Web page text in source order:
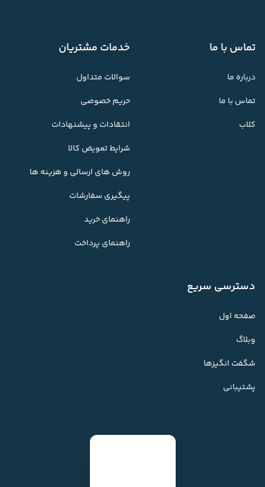
تماس با ما
درباره ما
تماس با ما
کلاب
خدمات مشتریان
سوالات متداول
حریم خصوصی
انتقادات و پیشنهادات
شرایط تعویض کالا
روش های ارسالی و هزینه ها
پیگیری سفارشات
راهنمای خرید
راهنمای پرداخت
دسترسی سریع
صفحه اول
وبلاگ
شگفت انگیزها
پشتیبانی